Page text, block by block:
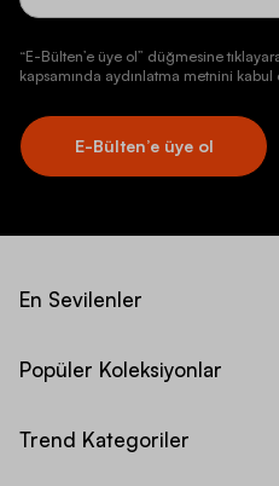
“E-Bülten’e üye ol” düğmesine
kapsamında aydınlatma metnini kabul
E-Bülten’e üye ol
En Sevilenler
Popüler Koleksiyonlar
Trend Kategoriler